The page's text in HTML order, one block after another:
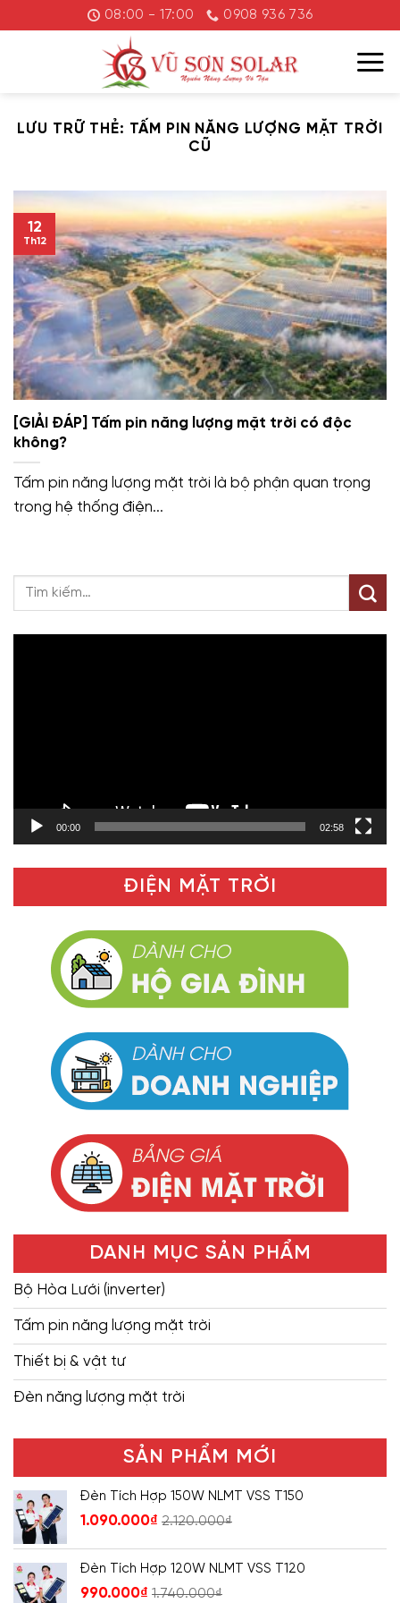
đến
08:00 - 17:00 0908 936 736
LƯU TRỮ THẺ: TẤM PIN NĂNG LƯỢNG MẶT TRỜI
CŨ
[GIẢI ĐÁP] Tấm pin năng lượng mặt trời có độc
không?
Tấm pin năng lượng mặt trời là bộ phận quan trọng
trong hệ thống điện...
12
Th12
00:00 02:58
ĐIỆN MẶT TRỜI
DANH MỤC SẢN PHẨM
Bộ Hòa Lưới (inverter)
Tấm pin năng lượng mặt trời
Thiết bị & vật tư
Đèn năng lượng mặt trời
SẢN PHẨM MỚI
Đèn Tích Hợp 150W NLMT VSS T150
1.090.000₫ 2.120.000₫
Đèn Tích Hợp 120W NLMT VSS T120
990.000₫ 1.740.000₫